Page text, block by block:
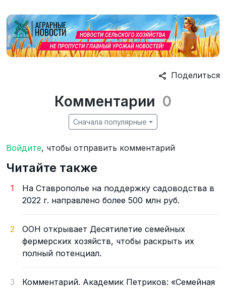
Поделиться
Комментарии 0
Сначала популярные
Войдите, чтобы отправить комментарий
Читайте также
1
На Ставрополье на поддержку садоводства в
2022 г. направлено более 500 млн руб.
2
ООН открывает Десятилетие семейных
фермерских хозяйств, чтобы раскрыть их
полный потенциал.
3
Комментарий. Академик Петриков: «Семейная